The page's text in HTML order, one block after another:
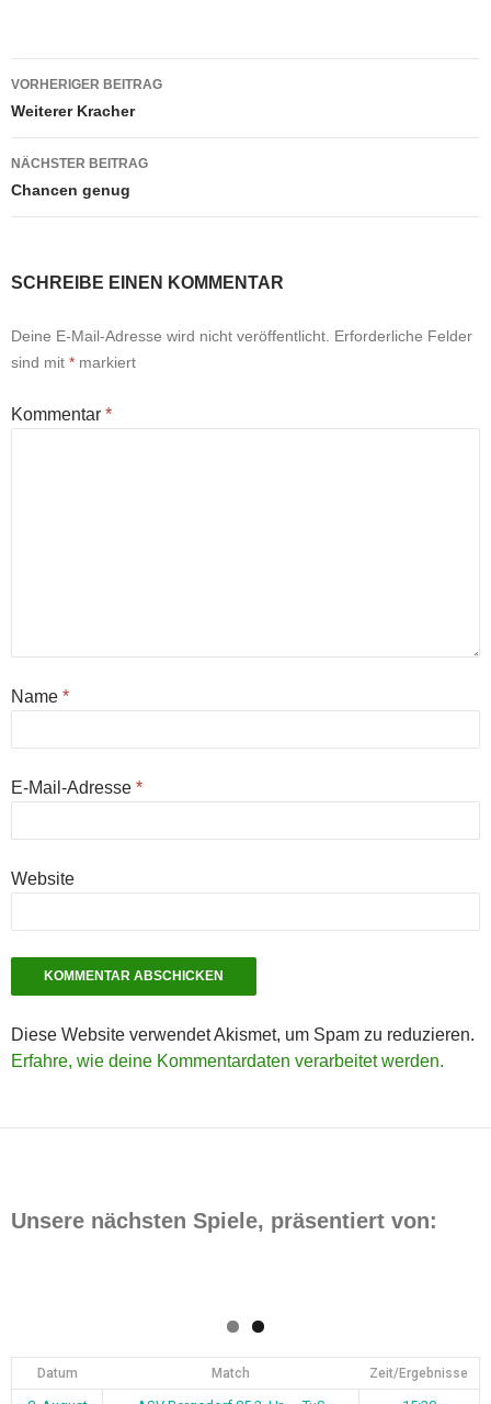
Beitragsnavigation
VORHERIGER BEITRAG
Weiterer Kracher
NÄCHSTER BEITRAG
Chancen genug
SCHREIBE EINEN KOMMENTAR
Deine E-Mail-Adresse wird nicht veröffentlicht. Erforderliche Felder
sind mit * markiert
Kommentar *
Name *
E-Mail-Adresse *
Website
Diese Website verwendet Akismet, um Spam zu reduzieren.
Erfahre, wie deine Kommentardaten verarbeitet werden.
Unsere nächsten Spiele, präsentiert von:
Datum Match Zeit/Ergebnisse